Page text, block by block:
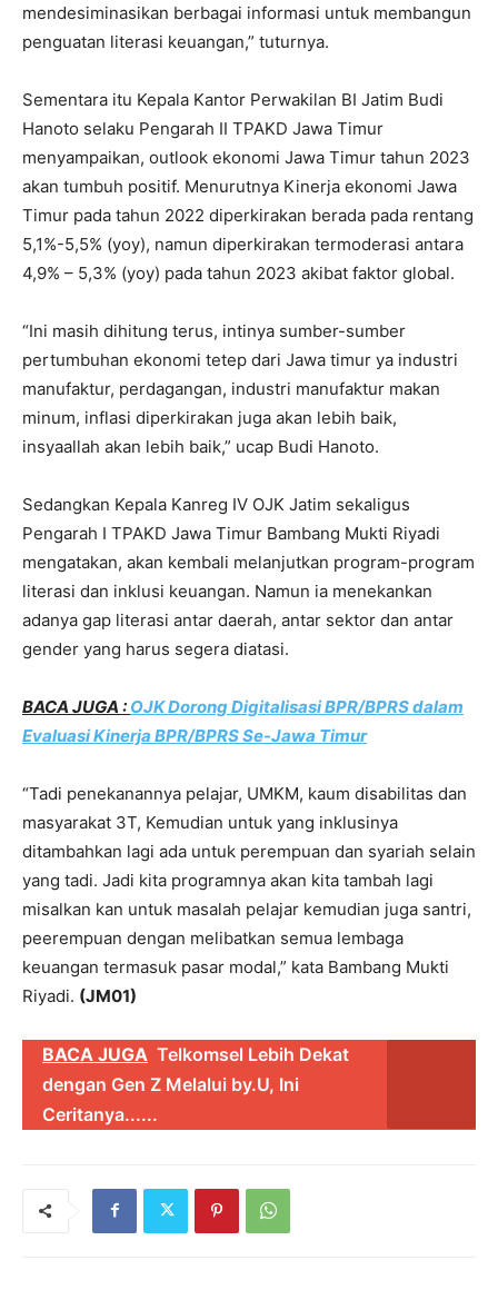
mendesiminasikan berbagai informasi untuk membangun
penguatan literasi keuangan,” tuturnya.
Sementara itu Kepala Kantor Perwakilan BI Jatim Budi
Hanoto selaku Pengarah II TPAKD Jawa Timur
menyampaikan, outlook ekonomi Jawa Timur tahun 2023
akan tumbuh positif. Menurutnya Kinerja ekonomi Jawa
Timur pada tahun 2022 diperkirakan berada pada rentang
5,1%-5,5% (yoy), namun diperkirakan termoderasi antara
4,9% – 5,3% (yoy) pada tahun 2023 akibat faktor global.
“Ini masih dihitung terus, intinya sumber-sumber
pertumbuhan ekonomi tetep dari Jawa timur ya industri
manufaktur, perdagangan, industri manufaktur makan
minum, inflasi diperkirakan juga akan lebih baik,
insyaallah akan lebih baik,” ucap Budi Hanoto.
Sedangkan Kepala Kanreg IV OJK Jatim sekaligus
Pengarah I TPAKD Jawa Timur Bambang Mukti Riyadi
mengatakan, akan kembali melanjutkan program-program
literasi dan inklusi keuangan. Namun ia menekankan
adanya gap literasi antar daerah, antar sektor dan antar
gender yang harus segera diatasi.
BACA JUGA : OJK Dorong Digitalisasi BPR/BPRS dalam
Evaluasi Kinerja BPR/BPRS Se-Jawa Timur
“Tadi penekanannya pelajar, UMKM, kaum disabilitas dan
masyarakat 3T, Kemudian untuk yang inklusinya
ditambahkan lagi ada untuk perempuan dan syariah selain
yang tadi. Jadi kita programnya akan kita tambah lagi
misalkan kan untuk masalah pelajar kemudian juga santri,
peerempuan dengan melibatkan semua lembaga
keuangan termasuk pasar modal,” kata Bambang Mukti
Riyadi. (JM01)
BACA JUGA Telkomsel Lebih Dekat
dengan Gen Z Melalui by.U, Ini
Ceritanya......